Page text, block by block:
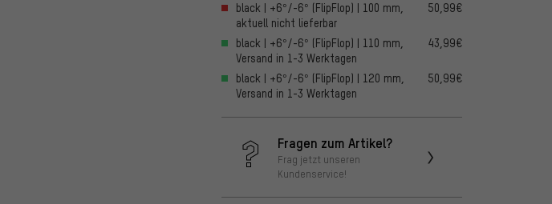
black | +6°/-6° (FlipFlop) | 100 mm,
aktuell nicht lieferbar
50,99€
black | +6°/-6° (FlipFlop) | 110 mm,
Versand in 1-3 Werktagen
43,99€
black | +6°/-6° (FlipFlop) | 120 mm,
Versand in 1-3 Werktagen
50,99€
Fragen zum Artikel?
Frag jetzt unseren
Kundenservice!